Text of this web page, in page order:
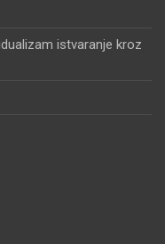
istvaranje kroz